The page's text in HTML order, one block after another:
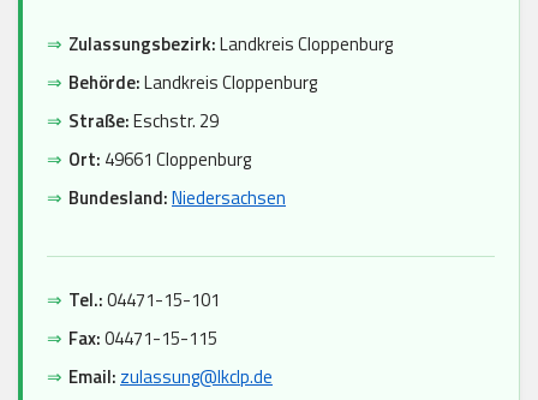
⇒ Zulassungsbezirk:Landkreis Cloppenburg
⇒ Behörde:Landkreis Cloppenburg
⇒ Straße:Eschstr. 29
⇒ Ort: 49661 Cloppenburg
⇒ Bundesland:Niedersachsen
⇒ Tel.:04471-15-101
⇒ Fax:04471-15-115
⇒ Email: zulassung@lkclp.de